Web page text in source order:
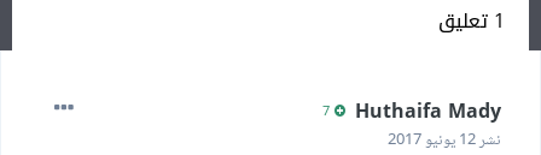
1 تعليق
Huthaifa Mady
نشر12 يونيو 2017